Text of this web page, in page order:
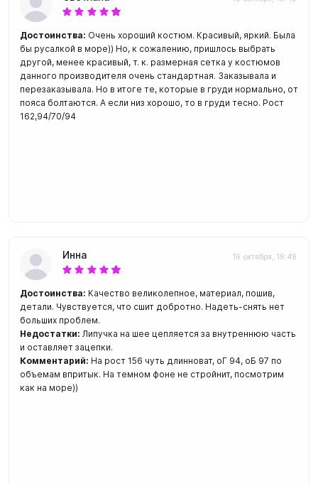
Достоинства: Очень хороший костюм. Красивый, яркий. Была
бы русалкой в море)) Но, к сожалению, пришлось выбрать
другой, менее красивый, т. к. размерная сетка у костюмов
данного производителя очень стандартная. Заказывала и
перезаказывала. Но в итоге те, которые в груди нормально, от
пояса болтаются. А если низ хорошо, то в груди тесно. Рост
162,94/70/94
Инна 16 октября, 19:49
Достоинства: Качество великолепное, материал, пошив,
детали. Чувствуется, что сшит добротно. Надеть-снять нет
больших проблем.
Недостатки: Липучка на шее цепляется за внутреннюю часть
и оставляет зацепки.
Комментарий: На рост 156 чуть длинноват, оГ 94, оБ 97 по
объемам впритык. На темном фоне не стройнит, посмотрим
как на море))